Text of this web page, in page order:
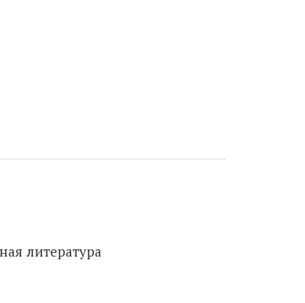
литература